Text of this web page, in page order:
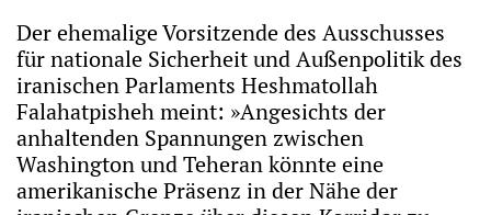
Der ehemalige Vorsitzende des Ausschusses
für nationale Sicherheit und Außenpolitik des
iranischen Parlaments Heshmatollah
Falahatpisheh meint: »Angesichts der
anhaltenden Spannungen zwischen
Washington und Teheran könnte eine
amerikanische Präsenz in der Nähe der